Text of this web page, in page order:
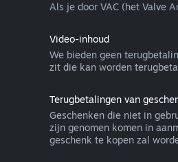
Als je door VAC (het Valve
Video-inhoud
We bieden geen
zit die kan worden
Terugbetalingen van
Geschenken die niet in
zijn genomen komen in
geschenk te kopen zal